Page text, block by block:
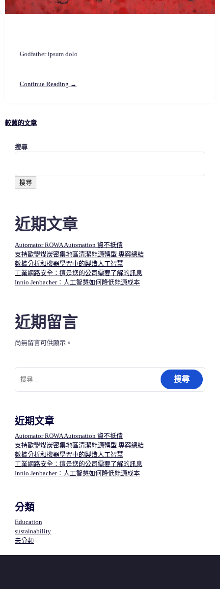
Godfather ipsum dolo
Continue Reading →
覽
較舊的文章
搜尋
搜尋
近期文章
Automator ROWA Automation 資不抵債
支持歐盟煤炭密集地區清潔能源轉型 專案總結
數據分析和機器學習中的製造人工智慧​
工業網路安全：這是您的公司需要了解的訊息
Innio Jenbacher：人工智慧如何降低能源成本
近期留言
尚無留言可供顯示。
搜
尋
關
近期文章
Automator ROWA Automation 資不抵債
支持歐盟煤炭密集地區清潔能源轉型 專案總結
數據分析和機器學習中的製造人工智慧​
工業網路安全：這是您的公司需要了解的訊息
Innio Jenbacher：人工智慧如何降低能源成本
分類
Education
sustainability
未分類